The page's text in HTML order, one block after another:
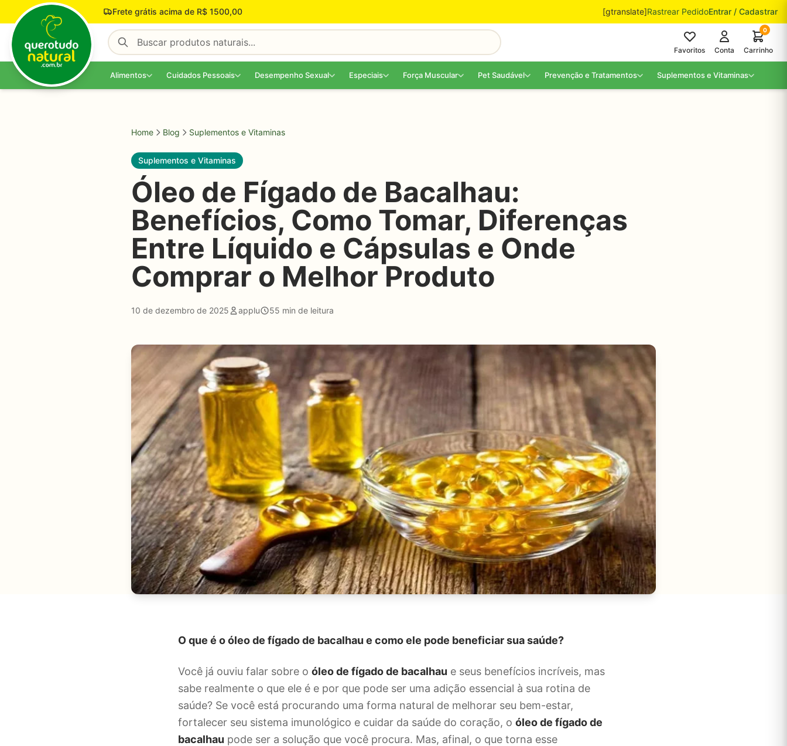
Pular para o conteúdo Frete grátis acima de R$ 1500,00 [gtranslate]Rastrear PedidoEntrar / Cadastrar
Favoritos Conta
0
Carrinho
Alimentos Cuidados Pessoais Desempenho Sexual Especiais Força Muscular Pet Saudável Prevenção e Tratamentos Suplementos e Vitaminas
Home Blog Suplementos e Vitaminas
Suplementos e Vitaminas
Óleo de Fígado de Bacalhau:
Benefícios, Como Tomar, Diferenças
Entre Líquido e Cápsulas e Onde
Comprar o Melhor Produto
10 de dezembro de 2025 applu 55 min de leitura
O que é o óleo de fígado de bacalhau e como ele pode beneficiar sua saúde?
Você já ouviu falar sobre o óleo de fígado de bacalhau e seus benefícios incríveis, mas
sabe realmente o que ele é e por que pode ser uma adição essencial à sua rotina de
saúde? Se você está procurando uma forma natural de melhorar seu bem-estar,
fortalecer seu sistema imunológico e cuidar da saúde do coração, o óleo de fígado de
bacalhau pode ser a solução que você procura. Mas, afinal, o que torna esse